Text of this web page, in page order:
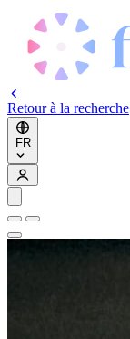
Retour à la recherche
FR